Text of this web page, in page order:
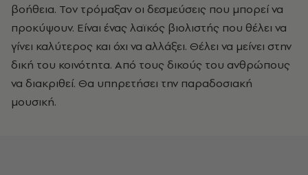
βοήθεια. Τον τρόμαξαν οι δεσμεύσεις που μπορεί να
προκύψουν. Είναι ένας λαϊκός βιολιστής που θέλει να
γίνει καλύτερος και όχι να αλλάξει. Θέλει να μείνει στην
δική του κοινότητα. Από τους δικούς του ανθρώπους
να διακριθεί. Θα υπηρετήσει την παραδοσιακή
μουσική.